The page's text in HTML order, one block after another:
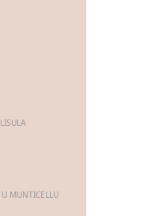
LISULA
U MUNTICELLU